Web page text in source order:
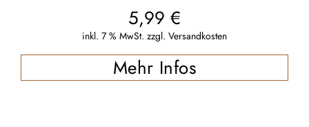
5,99 €
inkl. 7 % MwSt. zzgl. Versandkosten
Mehr Infos